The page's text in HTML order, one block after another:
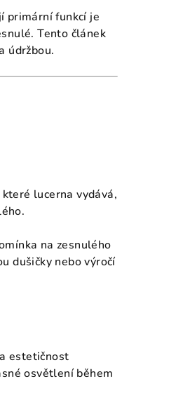
primární funkcí je
Tento článek
údržbou.
lucerna vydává,
na zesnulého
dušičky nebo výročí
estetičnost
osvětlení během